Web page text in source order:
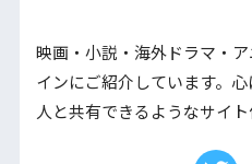
映画・小説・海外ドラマ・
インにご紹介しています。
人と共有できるようなサイ